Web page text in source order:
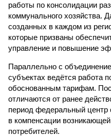
работы по консолидации
коммунального хозяйства.
созданных в каждом из
которые призваны
управление и повышение
Параллельно с
субъектах ведётся работа
обоснованным тарифам.
отличаются от ранее
период федеральный центр
в компенсации
потребителей.